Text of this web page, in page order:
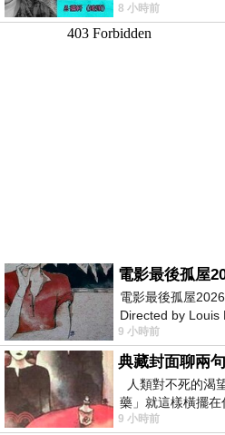
其實就是想要國庫
8 小時前
電影最後孤屋
Directed by
Robinson Starring
9 小時前
典藏封面聊兩
人類對不死的渴
藥」就這樣橫擺在
停止衰老、痛覺消
9 小時前